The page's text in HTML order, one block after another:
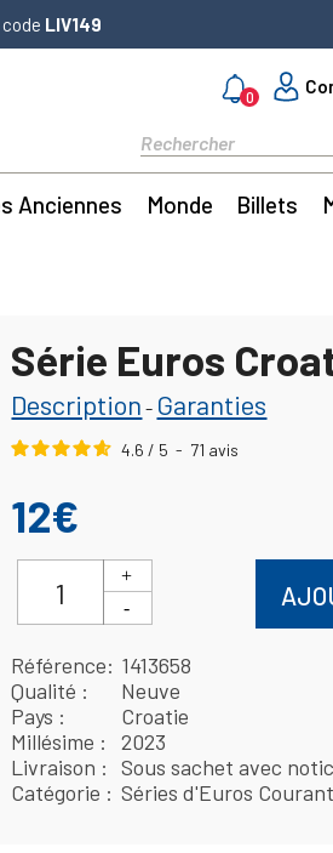
code LIV149
0
Anciennes Monde Billets
Série Euros
Description - Garanties
4.6 / 5 - 71 avis
12€
Référence
1413658
Qualité
Neuve
Pays
Croatie
Millésime
2023
Livraison
Sous sachet avec
Catégorie
Séries d'Euros